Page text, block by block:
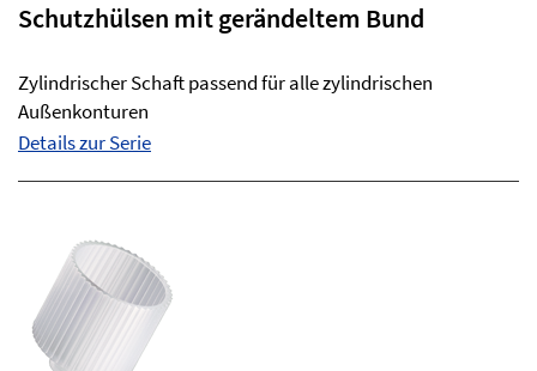
Schutzhülsen mit gerändeltem Bund
Zylindrischer Schaft passend für alle zylindrischen
Außenkonturen
Details zur Serie